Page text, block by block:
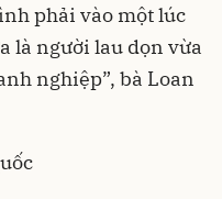
phải vào một lúc
là người lau dọn vừa
nghiệp”, bà Loan